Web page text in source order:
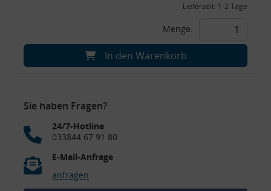
Lieferzeit: 1-2 Tage
Menge:
In den Warenkorb
Sie haben Fragen?
24/7-Hotline
033844 67 91 80
E-Mail-Anfrage
anfragen